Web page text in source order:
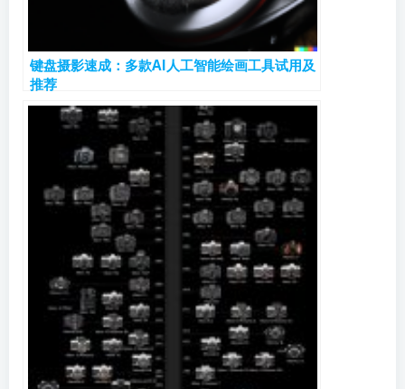
键盘摄影速成：多款AI人工智能绘画工具试用及
推荐